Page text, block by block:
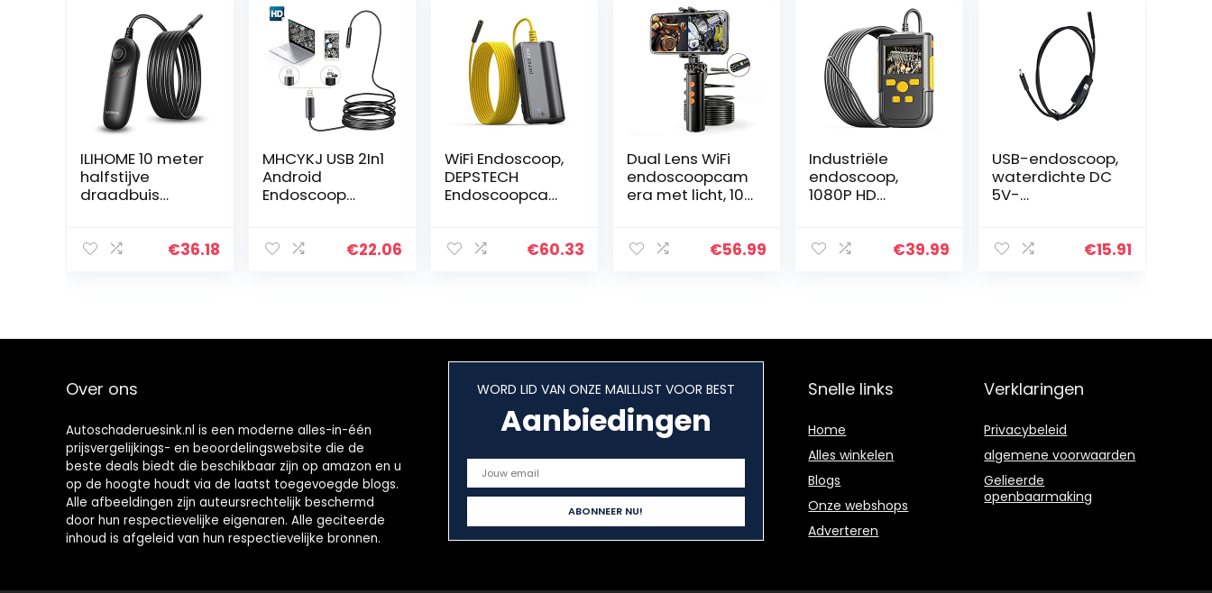
ILIHOME 10 meter
halfstijve
draadbuis
endoscoop
€36.18
MHCYKJ USB 2In1
Android
Endoscoop
Waterdichte
€22.06
WiFi Endoscoop,
DEPSTECH
Endoscoopcam
HD
€60.33
Dual Lens WiFi
endoscoopcam
era met licht, 10
endoscoop€56.99
Industriële
endoscoop,
1080P HD
inspectiecamer
met 2,4 inch…
€39.99
USB-endoscoop,
waterdichte DC
5V-
auto’s(3,5 m€15.91
Over ons
Autoschaderuesink.nl is een moderne alles-in-één
prijsvergelijkings- en beoordelingswebsite die de
beste deals biedt die beschikbaar zijn op amazon en u
op de hoogte houdt via de laatst toegevoegde blogs.
Alle afbeeldingen zijn auteursrechtelijk beschermd
door hun respectievelijke eigenaren. Alle geciteerde
inhoud is afgeleid van hun respectievelijke bronnen.
WORD LID VAN ONZE MAILLIJST VOOR BEST
Aanbiedingen
Snelle links
Home
Alles winkelen
Blogs
Onze webshops
Adverteren
Verklaringen
Privacybeleid
algemene voorwaarden
Gelieerde
openbaarmaking